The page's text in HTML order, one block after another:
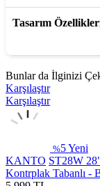
Tasarım
Bunlar da İlginizi
Karşılaştır
Karşılaştır
%5Yeni
KANTO ST28W
Kontrplak Tabanlı -